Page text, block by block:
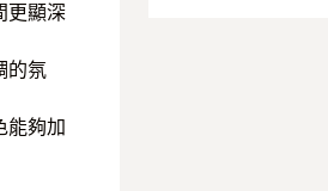
更顯深
的氛
能夠加